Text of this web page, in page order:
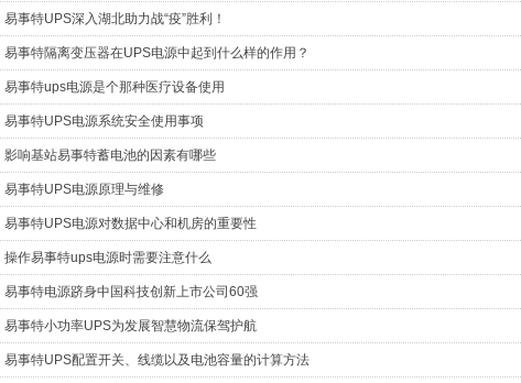
易事特UPS深入湖北助力战“疫”胜利！
易事特隔离变压器在UPS电源中起到什么样的作用？
易事特ups电源是个那种医疗设备使用
易事特UPS电源系统安全使用事项
影响基站易事特蓄电池的因素有哪些
易事特UPS电源原理与维修
易事特UPS电源对数据中心和机房的重要性
操作易事特ups电源时需要注意什么
易事特电源跻身中国科技创新上市公司60强
易事特小功率UPS为发展智慧物流​保驾护航
易事特UPS配置开关、线缆以及电池容量的计算方法